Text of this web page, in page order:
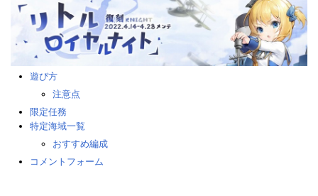
遊び方
注意点
限定任務
特定海域一覧
おすすめ編成
コメントフォーム